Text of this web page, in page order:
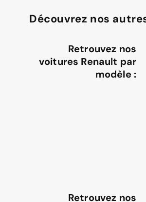
Découvrez nos
Retrouvez nos
voitures Renault par
modèle :
Retrouvez nos